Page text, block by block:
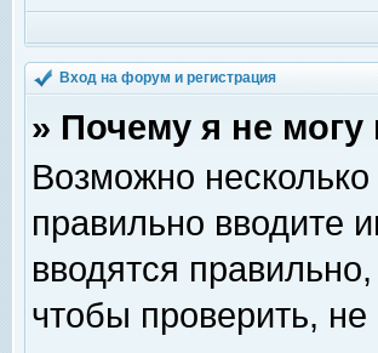
Вход на форум и регистрация
» Почему я не
Возможно
правильно вводите
вводятся
чтобы проверить,